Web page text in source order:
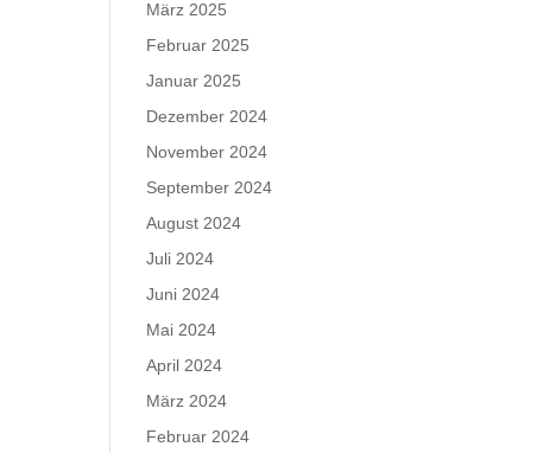
März 2025
Februar 2025
Januar 2025
Dezember 2024
November 2024
September 2024
August 2024
Juli 2024
Juni 2024
Mai 2024
April 2024
März 2024
Februar 2024